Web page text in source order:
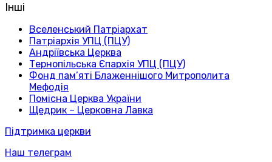
Інші
Вселенський Патріархат
Патріархія УПЦ (ПЦУ)
Андріївська Церква
Тернопільська Єпархія УПЦ (ПЦУ)
Фонд пам’яті Блаженнішого Митрополита
Мефодія
Помісна Церква України
Щедрик – Церковна Лавка
Підтримка церкви
Наш телеграм